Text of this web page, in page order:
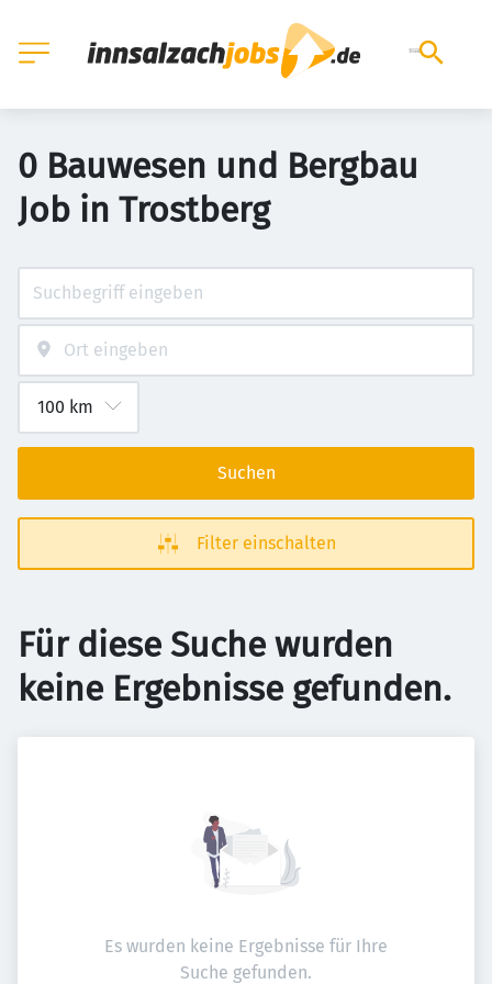
0 Bauwesen und Bergbau
Job in Trostberg
Suchen
Filter einschalten
Für diese Suche wurden
keine Ergebnisse gefunden.
Es wurden keine Ergebnisse für Ihre
Suche gefunden.